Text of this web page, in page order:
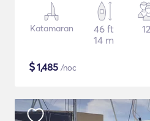
Katamaran
46 ft
14 m
12
$1,485 /noc